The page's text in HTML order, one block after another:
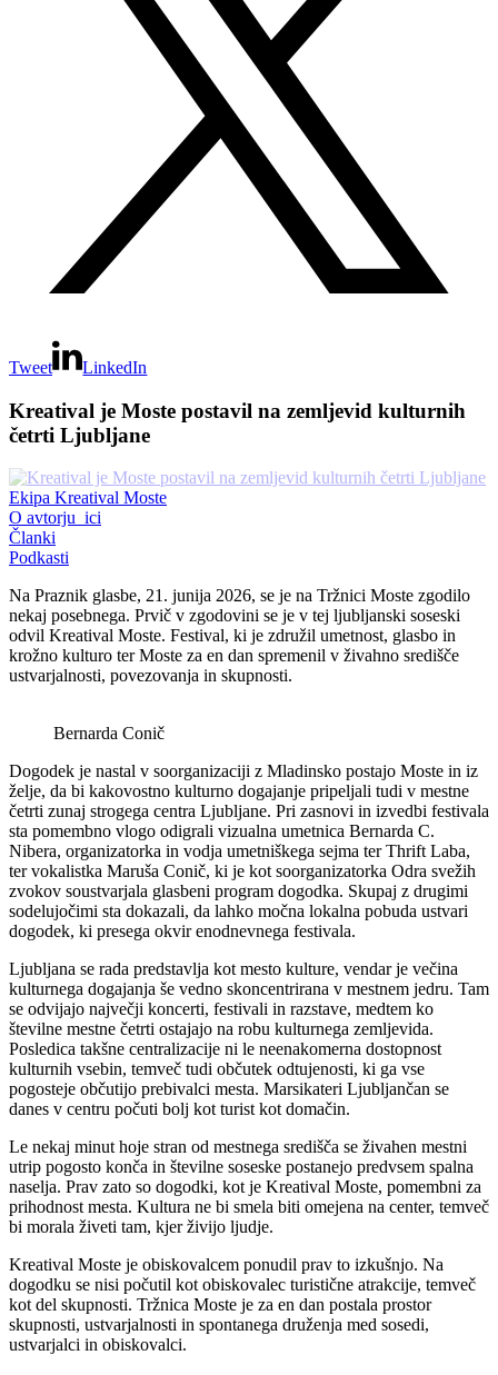
Tweet LinkedIn
Kreatival je Moste postavil na zemljevid kulturnih
četrti Ljubljane
Ekipa Kreatival Moste
O avtorju_ici
Članki
Podkasti
Na Praznik glasbe, 21. junija 2026, se je na Tržnici Moste zgodilo
nekaj posebnega. Prvič v zgodovini se je v tej ljubljanski soseski
odvil Kreatival Moste. Festival, ki je združil umetnost, glasbo in
krožno kulturo ter Moste za en dan spremenil v živahno središče
ustvarjalnosti, povezovanja in skupnosti.
Bernarda Conič
Dogodek je nastal v soorganizaciji z Mladinsko postajo Moste in iz
želje, da bi kakovostno kulturno dogajanje pripeljali tudi v mestne
četrti zunaj strogega centra Ljubljane. Pri zasnovi in izvedbi festivala
sta pomembno vlogo odigrali vizualna umetnica Bernarda C.
Nibera, organizatorka in vodja umetniškega sejma ter Thrift Laba,
ter vokalistka Maruša Conič, ki je kot soorganizatorka Odra svežih
zvokov soustvarjala glasbeni program dogodka. Skupaj z drugimi
sodelujočimi sta dokazali, da lahko močna lokalna pobuda ustvari
dogodek, ki presega okvir enodnevnega festivala.
Ljubljana se rada predstavlja kot mesto kulture, vendar je večina
kulturnega dogajanja še vedno skoncentrirana v mestnem jedru. Tam
se odvijajo največji koncerti, festivali in razstave, medtem ko
številne mestne četrti ostajajo na robu kulturnega zemljevida.
Posledica takšne centralizacije ni le neenakomerna dostopnost
kulturnih vsebin, temveč tudi občutek odtujenosti, ki ga vse
pogosteje občutijo prebivalci mesta. Marsikateri Ljubljančan se
danes v centru počuti bolj kot turist kot domačin.
Le nekaj minut hoje stran od mestnega središča se živahen mestni
utrip pogosto konča in številne soseske postanejo predvsem spalna
naselja. Prav zato so dogodki, kot je Kreatival Moste, pomembni za
prihodnost mesta. Kultura ne bi smela biti omejena na center, temveč
bi morala živeti tam, kjer živijo ljudje.
Kreatival Moste je obiskovalcem ponudil prav to izkušnjo. Na
dogodku se nisi počutil kot obiskovalec turistične atrakcije, temveč
kot del skupnosti. Tržnica Moste je za en dan postala prostor
skupnosti, ustvarjalnosti in spontanega druženja med sosedi,
ustvarjalci in obiskovalci.